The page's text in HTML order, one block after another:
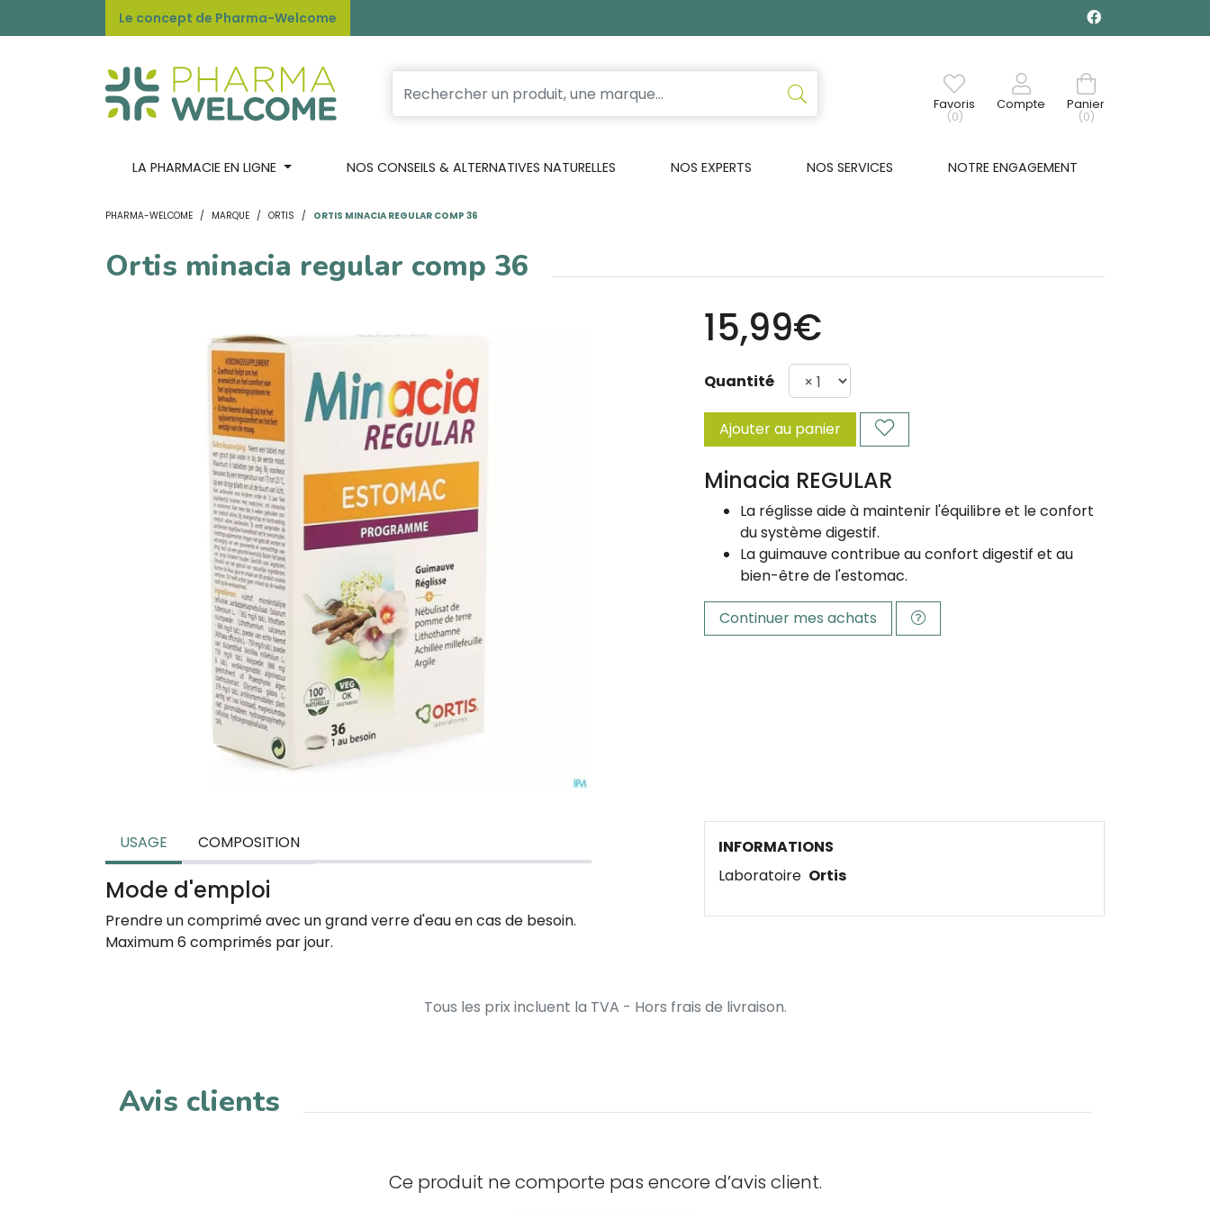
Le concept de Pharma-Welcome
Favoris
(0)
Compte
Panier
(0)
LA PHARMACIE EN LIGNE NOS CONSEILS & ALTERNATIVES NATURELLES NOS EXPERTS NOS SERVICES NOTRE ENGAGEMENT
PHARMA-WELCOME MARQUE ORTIS ORTIS MINACIA REGULAR COMP 36
Ortis minacia regular comp 36
15,99€
Quantité
Ajouter au panier
Minacia REGULAR
La réglisse aide à maintenir l'équilibre et le confort
du système digestif.
La guimauve contribue au confort digestif et au
bien-être de l'estomac.
Continuer mes achats
USAGE COMPOSITION
Mode d'emploi
Prendre un comprimé avec un grand verre d'eau en cas de besoin.
Maximum 6 comprimés par jour.
INFORMATIONS
Laboratoire Ortis
Tous les prix incluent la TVA - Hors frais de livraison.
Avis clients
Ce produit ne comporte pas encore d’avis client.